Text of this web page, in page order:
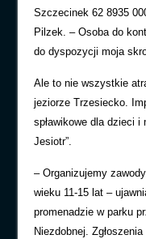
Szczecinek 62 8935
Pilzek. – Osoba do
do dyspozycji moja
Ale to nie wszystkie
jeziorze Trzesiecko.
spławikowe dla dzieci i
Jesiotr”.
– Organizujemy
wieku 11-15 lat –
promenadzie w parku
Niezdobnej.